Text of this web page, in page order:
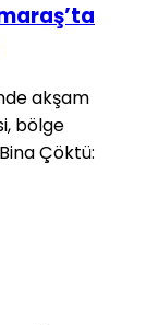
Çöktü: